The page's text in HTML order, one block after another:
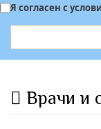
Я согласен с
Врачи и